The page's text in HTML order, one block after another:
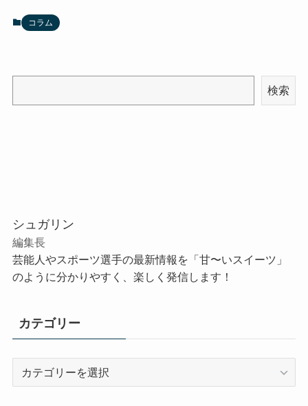
コラム
検索
シュガリン
編集長
芸能人やスポーツ選手の最新情報を「甘〜いスイーツ」
のように分かりやすく、楽しく発信します！
カテゴリー